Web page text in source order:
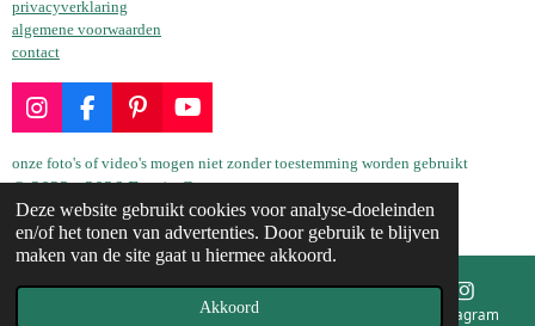
Deze website gebruikt cookies voor analyse-doeleinden
en/of het tonen van advertenties. Door gebruik te blijven
maken van de site gaat u hiermee akkoord.
Akkoord
privacyverklaring
algemene voorwaarden
contact
I
s
t
a
g
r
F
c
e
b
o
o
P
n
t
e
r
e
Y
u
T
u
b
e
onze foto's of video's mogen niet zonder toestemming worden gebruikt
© 2022 - 2026 Freyja Gems
Powered byJouwWeb
Telefoonnummer Instagram